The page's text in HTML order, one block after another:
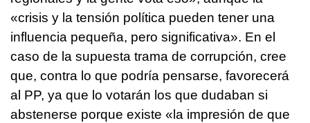
«crisis y la tensión política pueden tener una
influencia pequeña, pero significativa». En el
caso de la supuesta trama de corrupción, cree
que, contra lo que podría pensarse, favorecerá
al PP, ya que lo votarán los que dudaban si
abstenerse porque existe «la impresión de que